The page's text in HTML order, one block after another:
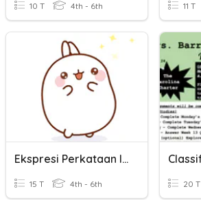
10 T 4th - 6th 11 T
Ekspresi Perkataan Itu Indah
15 T 4th - 6th 20 T